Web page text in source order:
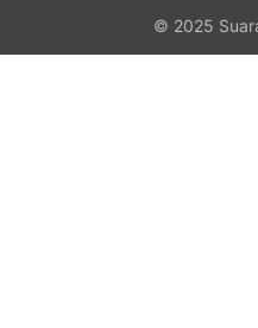
© 2025